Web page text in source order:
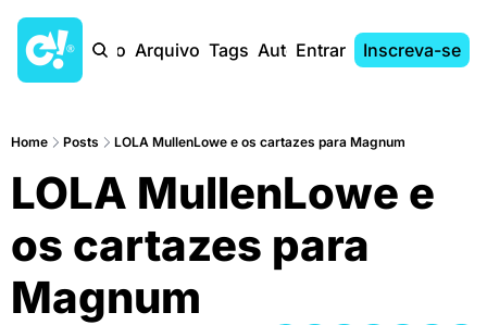
Início Arquivo Tags AutoresEntrar Inscreva-se
Home Posts LOLA MullenLowe e os cartazes para Magnum
LOLA MullenLowe e
os cartazes para
Magnum